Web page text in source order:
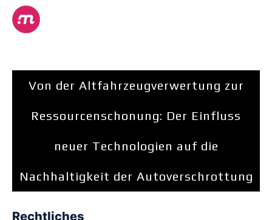
Von der Altfahrzeugverwertung zur
Ressourcenschonung: Der Einfluss
neuer Technologien auf die
Nachhaltigkeit der Autoverschrottung
Rechtliches